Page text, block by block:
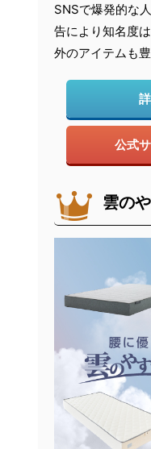
SNSで爆発的な
告により知名度
外のアイテムも豊
公式
雲の